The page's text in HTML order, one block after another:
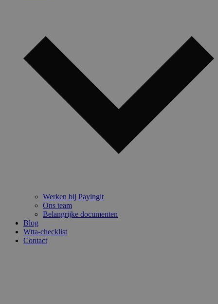
Werken bij Payingit
Ons team
Belangrijke documenten
Blog
Wtta-checklist
Contact